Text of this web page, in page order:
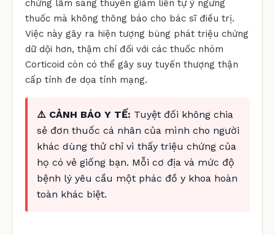
chứng lâm sàng thuyên giảm liền tự ý ngưng
thuốc mà không thông báo cho bác sĩ điều trị.
Việc này gây ra hiện tượng bùng phát triệu chứng
dữ dội hơn, thậm chí đối với các thuốc nhóm
Corticoid còn có thể gây suy tuyến thượng thận
cấp tính đe dọa tính mạng.
⚠️ CẢNH BÁO Y TẾ: Tuyệt đối không chia
sẻ đơn thuốc cá nhân của mình cho người
khác dùng thử chỉ vì thấy triệu chứng của
họ có vẻ giống bạn. Mỗi cơ địa và mức độ
bệnh lý yêu cầu một phác đồ y khoa hoàn
toàn khác biệt.